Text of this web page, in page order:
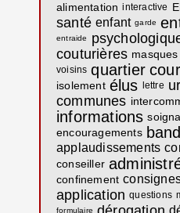
alimentation interactive
santé enfant garde
entraide
couturières masques
voisins quartier
isolement élus lettre
communes
informations
encouragements
applaudissements
conseiller
confinement
application questions
formulaire